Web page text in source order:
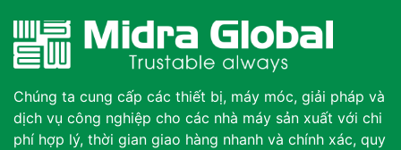
Chúng ta cung cấp các thiết bị, máy móc, giải pháp và
dịch vụ công nghiệp cho các nhà máy sản xuất với chi
phí hợp lý, thời gian giao hàng nhanh và chính xác, quy